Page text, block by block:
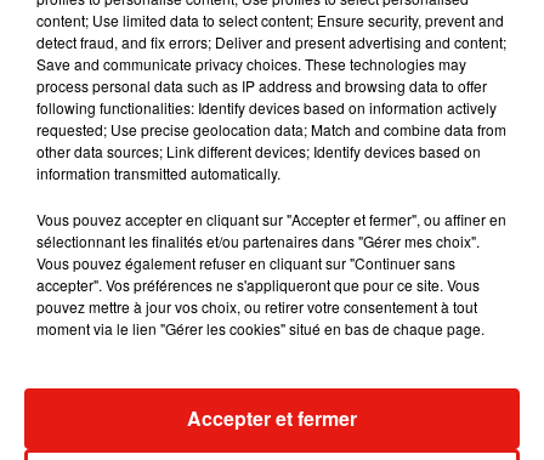
Musique
7 août 2026
Julien Lieb s’essaye à la vie de chatelain
Madonna sort enfin le remix de « Love
content; Use limited data to select content; Ensure security, prevent and
detect fraud, and fix errors; Deliver and present advertising and content;
Save and communicate privacy choices. These technologies may
process personal data such as IP address and browsing data to offer
following functionalities: Identify devices based on information actively
requested; Use precise geolocation data; Match and combine data from
other data sources; Link different devices; Identify devices based on
information transmitted automatically.
Vous pouvez accepter en cliquant sur "Accepter et fermer", ou affiner en
sélectionnant les finalités et/ou partenaires dans "Gérer mes choix".
Vous pouvez également refuser en cliquant sur "Continuer sans
accepter". Vos préférences ne s'appliqueront que pour ce site. Vous
pouvez mettre à jour vos choix, ou retirer votre consentement à tout
moment via le lien "Gérer les cookies" situé en bas de chaque page.
Accepter et fermer